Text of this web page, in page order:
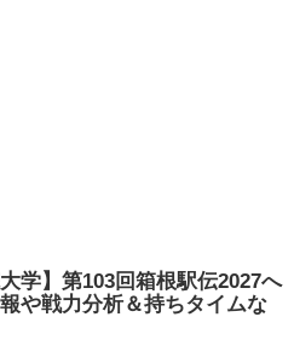
大学】第103回箱根駅伝2027へ
や戦力分析＆持ちタイムな